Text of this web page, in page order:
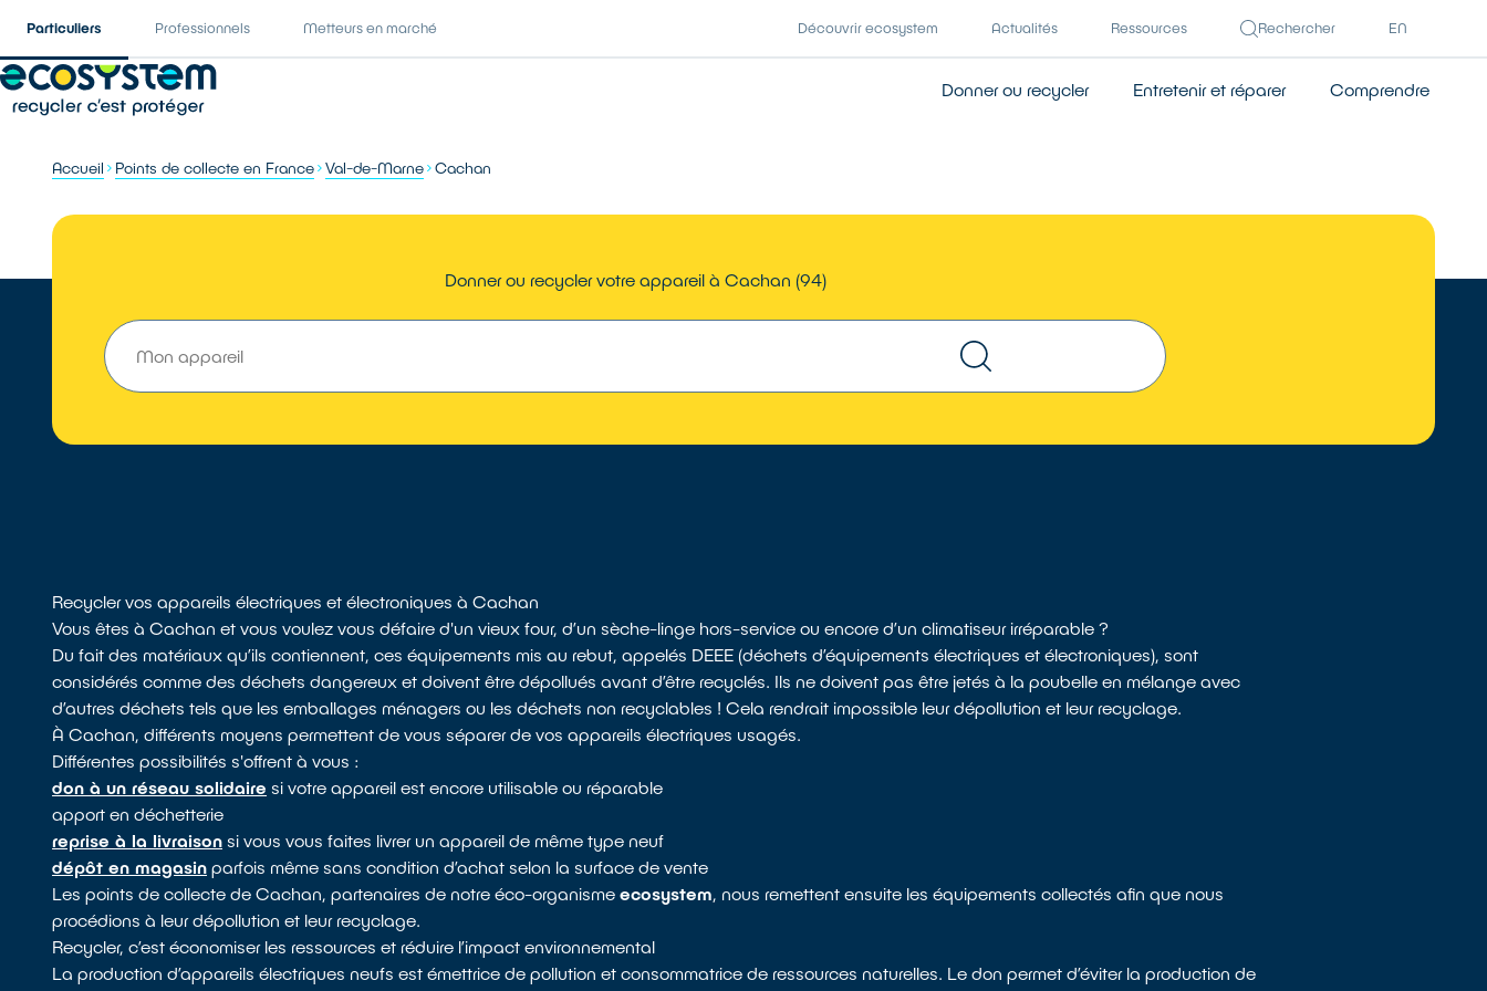
Particuliers Professionnels Metteurs en marché Découvrir ecosystem Actualités Ressources Rechercher EN
Donner ou recycler Entretenir et réparer Comprendre
Accueil Points de collecte en France Val-de-Marne Cachan
Donner ou recycler votre appareil à Cachan (94)
Recycler vos appareils électriques et électroniques à Cachan
Vous êtes à Cachan et vous voulez vous défaire d'un vieux four, d’un sèche-linge hors-service ou encore d’un climatiseur irréparable ?
Du fait des matériaux qu’ils contiennent, ces équipements mis au rebut, appelés DEEE (déchets d’équipements électriques et électroniques), sont
considérés comme des déchets dangereux et doivent être dépollués avant d’être recyclés. Ils ne doivent pas être jetés à la poubelle en mélange avec
d’autres déchets tels que les emballages ménagers ou les déchets non recyclables ! Cela rendrait impossible leur dépollution et leur recyclage.
À Cachan, différents moyens permettent de vous séparer de vos appareils électriques usagés.
Différentes possibilités s'offrent à vous :
don à un réseau solidaire si votre appareil est encore utilisable ou réparable
apport en déchetterie
reprise à la livraison si vous vous faites livrer un appareil de même type neuf
dépôt en magasin parfois même sans condition d’achat selon la surface de vente
Les points de collecte de Cachan, partenaires de notre éco-organismeecosystem, nous remettent ensuite les équipements collectés afin que nous
procédions à leur dépollution et leur recyclage.
Recycler, c’est économiser les ressources et réduire l’impact environnemental
La production d’appareils électriques neufs est émettrice de pollution et consommatrice de ressources naturelles. Le don permet d’éviter la production de